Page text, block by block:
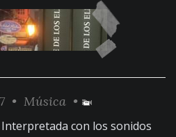
• Música •
Interpretada con los sonidos